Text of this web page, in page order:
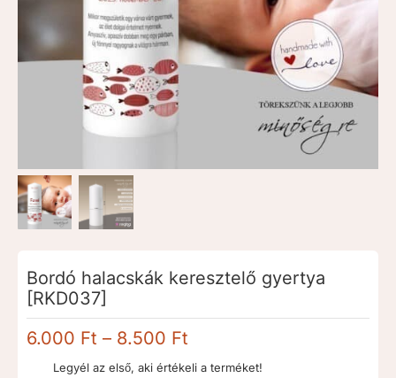
Bordó halacskák keresztelő gyertya
[RKD037]
6.000 Ft – 8.500 Ft
6.000 Ft
Legyél az első, aki értékeli a terméket!